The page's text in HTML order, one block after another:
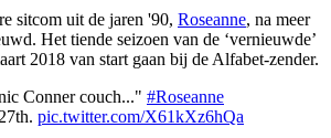
sitcom uit de jaren '90, Roseanne, na meer
Het tiende seizoen van de ‘vernieuwde’
2018 van start gaan bij de Alfabet-zender.
Conner couch..." #Roseanne
pic.twitter.com/X61kXz6hQa